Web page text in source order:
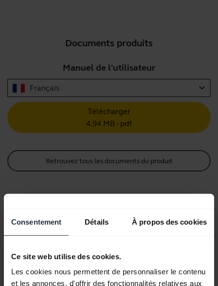
Consentement Détails À propos des cookies
Ce site web utilise des cookies.
Les cookies nous permettent de personnaliser le contenu
et les annonces, d'offrir des fonctionnalités relatives aux
Documents produits
Manuel de l'utilisateur
Français expand_more
Télécharger
4.94 MB - pdf
Retrouvez tous les documents du produit